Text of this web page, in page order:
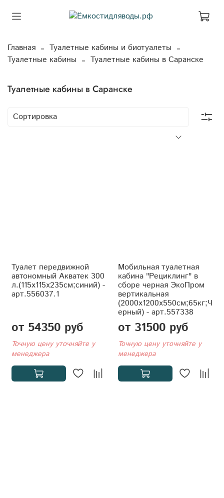
Главная
Туалетные кабины и биотуалеты
Туалетные кабины
Туалетные кабины в Саранске
Туалетные кабины в Саранске
Туалет передвижной
автономный Акватек 300
л.(115x115x235см;синий) -
арт.556037.1
от 54350 руб
Точную цену уточняйте у
менеджера
Мобильная туалетная
кабина "Рециклинг" в
сборе черная ЭкоПром
вертикальная
(2000x1200x550см;65кг;Ч
ерный) - арт.557338
от 31500 руб
Точную цену уточняйте у
менеджера